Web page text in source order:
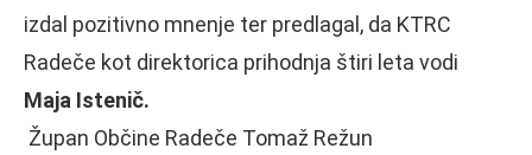
izdal pozitivno mnenje ter predlagal, da KTRC
Radeče kot direktorica prihodnja štiri leta vodi
Maja Istenič.
Župan Občine Radeče Tomaž Režun